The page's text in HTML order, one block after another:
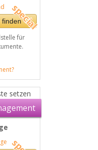
finden
für
setzen